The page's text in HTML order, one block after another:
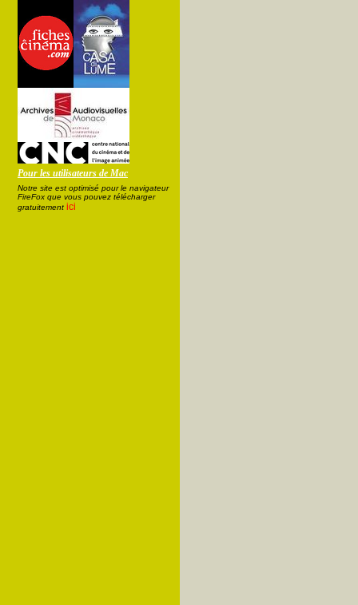
Pour les utilisateurs de Mac
Notre site est optimisé pour le navigateur
FireFox que vous pouvez télécharger
gratuitement ici